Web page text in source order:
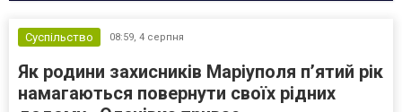
Суспільство 08:59, 4 серпня
Як родини захисників Маріуполя пʼятий рік
намагаються повернути своїх рідних